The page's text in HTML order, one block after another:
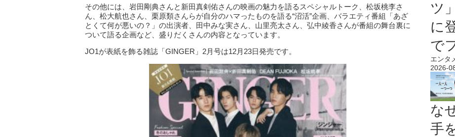
その他には、岩田剛典さんと新田真剣佑さんの映画の魅力を語るスペシャルトーク、松坂桃李さ
ん、松大航也さん、栗原類さんらが自分のハマったものを語る“沼活”企画、バラエティ番組「あざ
とくて何が悪いの？」の出演者、田中みな実さん、山里亮太さん、弘中綾香さんが番組の舞台裏に
ついて語る企画など、盛りだくさんの内容となっています。
JO1が表紙を飾る雑誌「GINGER」2月号は12月23日発売です。
ツ
に
で
エンタ
2026-
な
手